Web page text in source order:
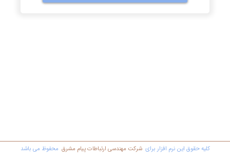
کليه حقوق اين نرم افزار برای شرکت مهندسي ارتباطات پیام مشرق محفوظ مي باشد